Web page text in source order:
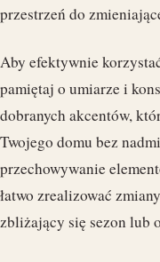
przestrzeń do
Aby efektywnie
pamiętaj o umiarze i
dobranych akcentów,
Twojego domu bez
przechowywanie
łatwo zrealizować
zbliżający się sezon lub